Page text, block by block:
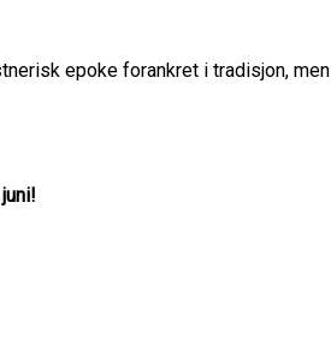
epoke forankret i tradisjon, men